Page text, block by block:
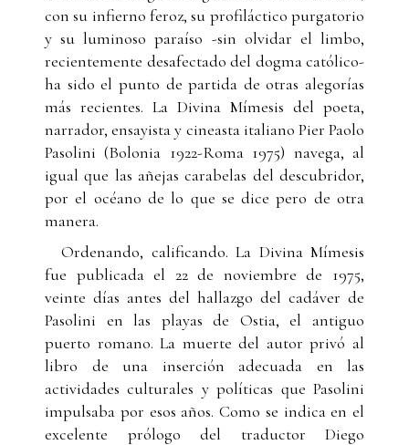
con su infierno feroz, su profiláctico purgatorio
y su luminoso paraíso -sin olvidar el limbo,
recientemente desafectado del dogma católico-
ha sido el punto de partida de otras alegorías
más recientes. La Divina Mímesis del poeta,
narrador, ensayista y cineasta italiano Pier Paolo
Pasolini (Bolonia 1922-Roma 1975) navega, al
igual que las añejas carabelas del descubridor,
por el océano de lo que se dice pero de otra
manera.
Ordenando, calificando. La Divina Mímesis
fue publicada el 22 de noviembre de 1975,
veinte días antes del hallazgo del cadáver de
Pasolini en las playas de Ostia, el antiguo
puerto romano. La muerte del autor privó al
libro de una inserción adecuada en las
actividades culturales y políticas que Pasolini
impulsaba por esos años. Como se indica en el
excelente prólogo del traductor Diego